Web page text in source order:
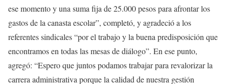
ese momento y una suma fija de 25.000 pesos para afrontar los
gastos de la canasta escolar”, completó, y agradeció a los
referentes sindicales “por el trabajo y la buena predisposición que
encontramos en todas las mesas de diálogo”. En ese punto,
agregó: “Espero que juntos podamos trabajar para revalorizar la
carrera administrativa porque la calidad de nuestra gestión